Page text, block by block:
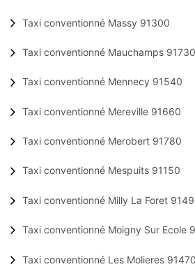
Taxi conventionné Massy 91300
Taxi conventionné Mauchamps 91730
Taxi conventionné Mennecy 91540
Taxi conventionné Mereville 91660
Taxi conventionné Merobert 91780
Taxi conventionné Mespuits 91150
Taxi conventionné Milly La Foret
Taxi conventionné Moigny Sur Ecole
Taxi conventionné Les Molieres 91470